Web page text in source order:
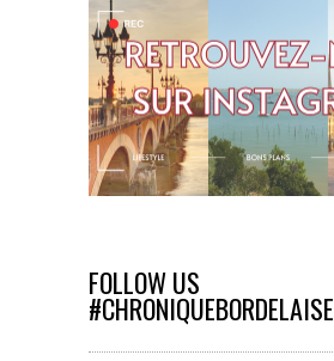
FOLLOW US
#CHRONIQUEBORDELAISE